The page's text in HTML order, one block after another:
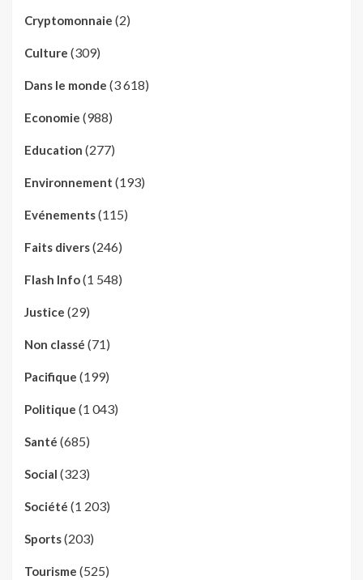
Cryptomonnaie (2)
Culture (309)
Dans le monde (3 618)
Economie (988)
Education (277)
Environnement (193)
Evénements(115)
Faits divers(246)
Flash Info(1 548)
Justice (29)
Non classé (71)
Pacifique (199)
Politique (1 043)
Santé (685)
Social (323)
Société (1 203)
Sports(203)
Tourisme (525)